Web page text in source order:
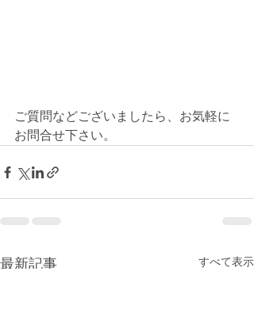
ご質問などございましたら、お気軽に
お問合せ下さい。
最新記事 すべて表示